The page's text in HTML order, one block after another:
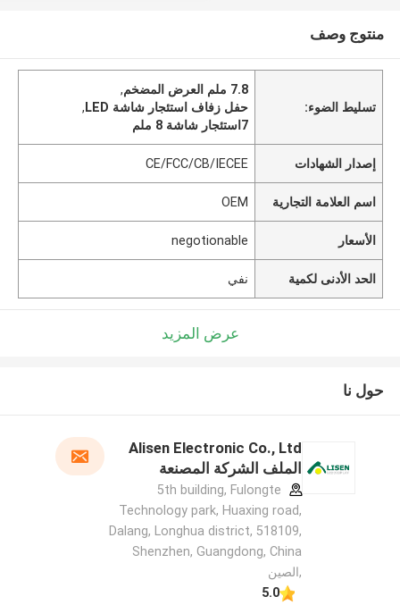
منتوج وصف
تسليط الضوء:
7.8 ملم العرض المضخم
,
حفل زفاف استئجار شاشة LED
,
7استئجار شاشة 8 ملم
إصدار الشهادات CE/FCC/CB/IECEE
اسم العلامة التجارية OEM
الأسعار negotionable
الحد الأدنى لكمية نفي
عرض المزيد
حول نا
Alisen Electronic Co., Ltd
الملف الشركة المصنعة
5th building, Fulongte
Technology park, Huaxing road,
Dalang, Longhua district, 518109,
Shenzhen, Guangdong, China
,الصين
5.0